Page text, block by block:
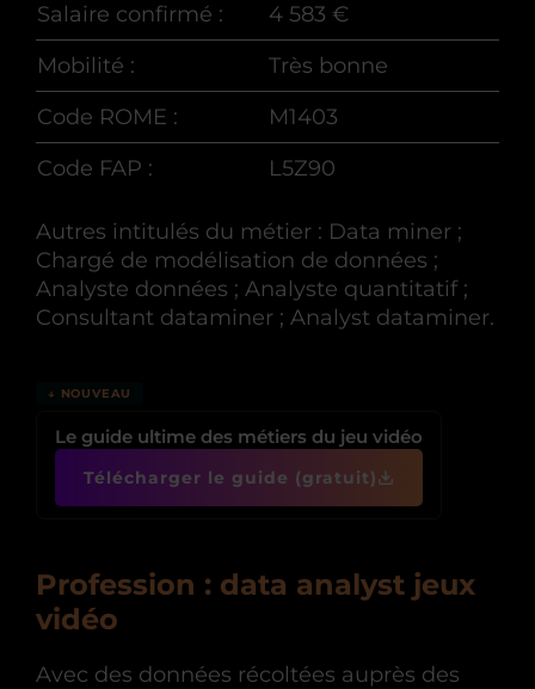
Salaire confirmé :
4 583 €
Mobilité :
Très bonne
Code ROME :
M1403
Code FAP :
L5Z90
Autres intitulés du métier : Data miner ;
Chargé de modélisation de données ;
Analyste données ; Analyste quantitatif ;
Consultant dataminer ; Analyst dataminer.
↓ NOUVEAU
Le guide ultime des métiers du jeu vidéo
Télécharger le guide (gratuit)
Profession : data analyst jeux
vidéo
Avec des données récoltées auprès des